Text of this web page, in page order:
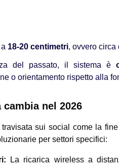
18-20 centimetri, ovvero
del passato, il sistema è
o orientamento rispetto alla
nel 2026
sui social come la
per settori specifici:
La ricarica wireless a